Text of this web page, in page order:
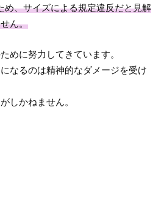
め、サイズによる規定違反だと見解
ん。
めに努力してきています。
なるのは精神的なダメージを受け
しかねません。